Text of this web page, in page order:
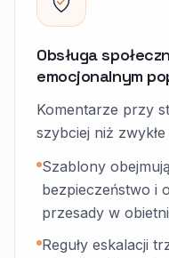
Obsługa
emocjonalnym
Komentarze przy
szybciej niż
Szablony
bezpieczeństwo i
przesady w
Reguły eskalacji